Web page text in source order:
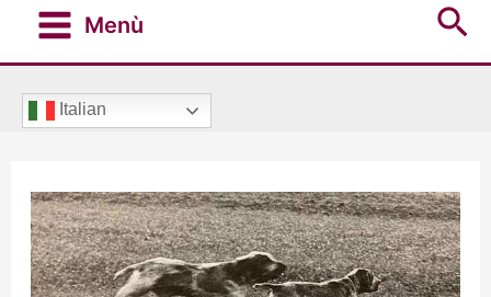
Main
Menu
Menù
Italian